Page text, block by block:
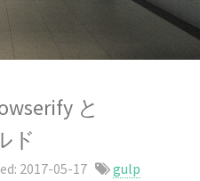
と
ド
2017-05-17
gulp